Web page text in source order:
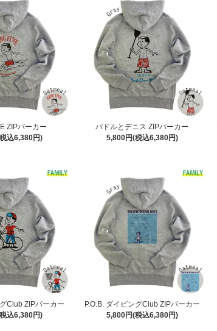
ZIPパーカー
込6,380円)
パドルとデニス ZIPパーカー
5,800円(税込6,380円)
Club ZIPパーカー
込6,380円)
P.O.B. ダイビングClub ZIPパーカー
5,800円(税込6,380円)